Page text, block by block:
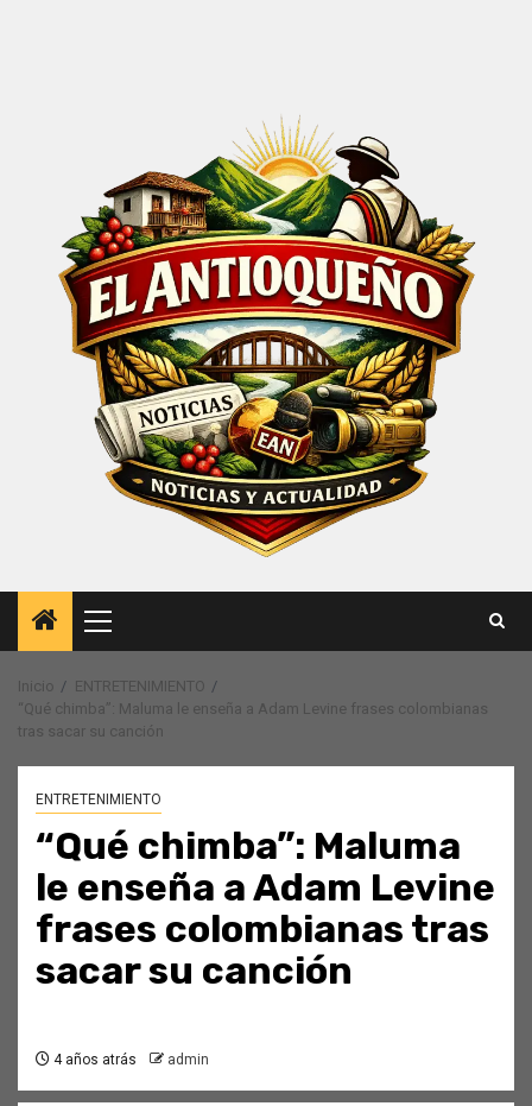
Menú
principal
Inicio
ENTRETENIMIENTO
“Qué chimba”: Maluma le enseña a Adam Levine frases colombianas
tras sacar su canción
ENTRETENIMIENTO
“Qué chimba”: Maluma
le enseña a Adam Levine
frases colombianas tras
sacar su canción
4 años atrás admin